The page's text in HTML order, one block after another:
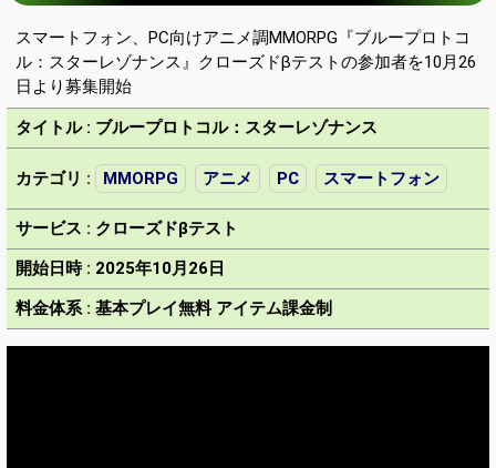
スマートフォン、PC向けアニメ調MMORPG『ブループロトコ
ル：スターレゾナンス』クローズドβテストの参加者を10月26
日より募集開始
タイトル : ブループロトコル：スターレゾナンス
カテゴリ : MMORPG アニメ PC スマートフォン
サービス : クローズドβテスト
開始日時 : 2025年10月26日
料金体系 : 基本プレイ無料 アイテム課金制